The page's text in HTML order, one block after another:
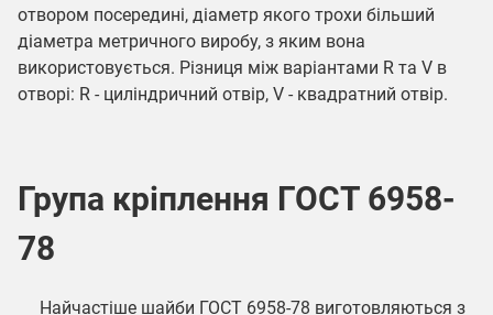
отвором посередині, діаметр якого трохи більший
діаметра метричного виробу, з яким вона
використовується. Різниця між варіантами R та V в
отворі: R - циліндричний отвір, V - квадратний отвір.
Група кріплення ГОСТ 6958-
78
Найчастіше шайби ГОСТ 6958-78 виготовляються з